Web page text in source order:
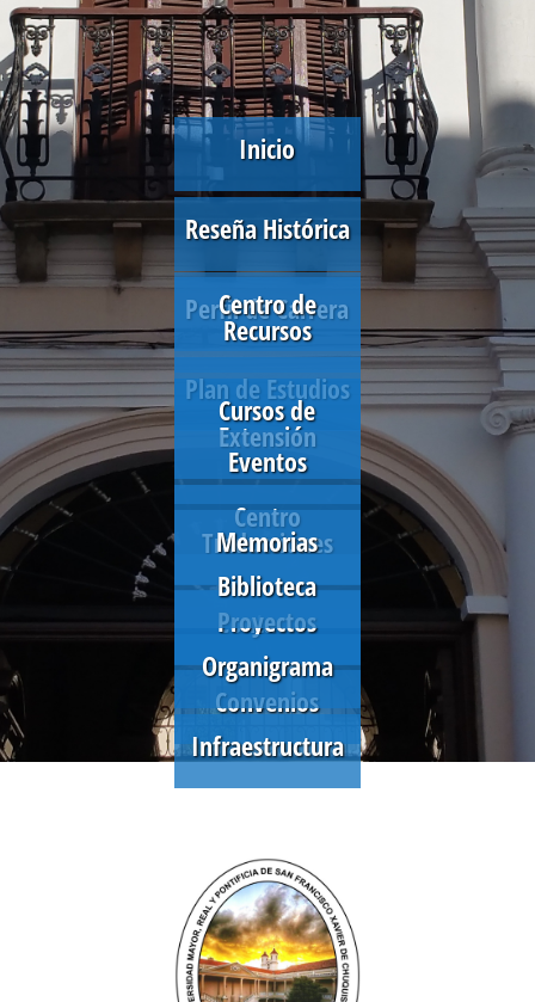
Inicio
Reseña Histórica
Perfil de Carrera
Plan de Estudios
Centro de
Recursos
Cursos de
Extensión
Centro
Traducciones
Contactos
Eventos
Memorias
Proyectos
Convenios
Biblioteca
Organigrama
Infraestructura